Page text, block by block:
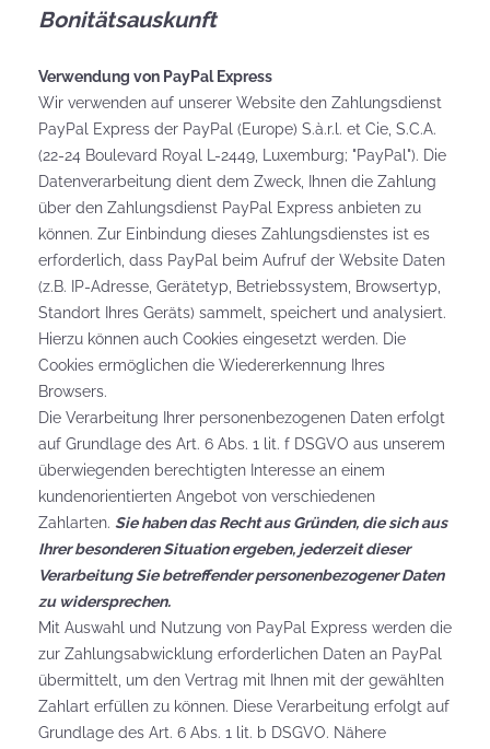
Bonitätsauskunft
Verwendung von PayPal Express
Wir verwenden auf unserer Website den Zahlungsdienst
PayPal Express der PayPal (Europe) S.à.r.l. et Cie, S.C.A.
(22-24 Boulevard Royal L-2449, Luxemburg; "PayPal"). Die
Datenverarbeitung dient dem Zweck, Ihnen die Zahlung
über den Zahlungsdienst PayPal Express anbieten zu
können. Zur Einbindung dieses Zahlungsdienstes ist es
erforderlich, dass PayPal beim Aufruf der Website Daten
(z.B. IP-Adresse, Gerätetyp, Betriebssystem, Browsertyp,
Standort Ihres Geräts) sammelt, speichert und analysiert.
Hierzu können auch Cookies eingesetzt werden. Die
Cookies ermöglichen die Wiedererkennung Ihres
Browsers.
Die Verarbeitung Ihrer personenbezogenen Daten erfolgt
auf Grundlage des Art. 6 Abs. 1 lit. f DSGVO aus unserem
überwiegenden berechtigten Interesse an einem
kundenorientierten Angebot von verschiedenen
Zahlarten. Sie haben das Recht aus Gründen, die sich aus
Ihrer besonderen Situation ergeben, jederzeit dieser
Verarbeitung Sie betreffender personenbezogener Daten
zu widersprechen.
Mit Auswahl und Nutzung von PayPal Express werden die
zur Zahlungsabwicklung erforderlichen Daten an PayPal
übermittelt, um den Vertrag mit Ihnen mit der gewählten
Zahlart erfüllen zu können. Diese Verarbeitung erfolgt auf
Grundlage des Art. 6 Abs. 1 lit. b DSGVO. Nähere